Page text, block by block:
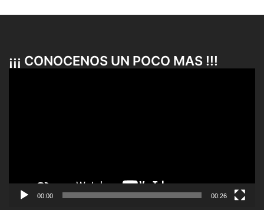
¡¡¡ CONOCENOS UN POCO MAS !!!
00:00 00:26